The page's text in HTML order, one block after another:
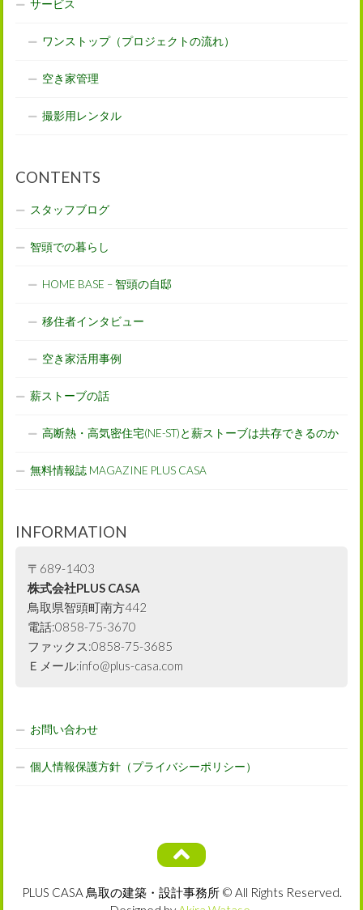
サービス
ワンストップ（プロジェクトの流れ）
空き家管理
撮影用レンタル
CONTENTS
スタッフブログ
智頭での暮らし
HOME BASE – 智頭の自邸
移住者インタビュー
空き家活用事例
薪ストーブの話
高断熱・高気密住宅(NE-ST)と薪ストーブは共存できるのか
無料情報誌 MAGAZINE PLUS CASA
INFORMATION
〒689-1403
株式会社PLUS CASA
鳥取県智頭町南方442
電話:0858-75-3670
ファックス:0858-75-3685
Ｅメール:info@plus-casa.com
お問い合わせ
個人情報保護方針（プライバシーポリシー）
PLUS CASA 鳥取の建築・設計事務所 © All Rights Reserved.